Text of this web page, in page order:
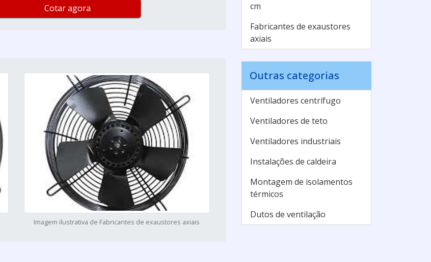
Cotar agora
Imagem ilustrativa de Fabricantes de exaustores axiais
cm
Fabricantes de exaustores
axiais
Outras categorias
Ventiladores centrífugo
Ventiladores de teto
Ventiladores industriais
Instalações de caldeira
Montagem de isolamentos
térmicos
Dutos de ventilação